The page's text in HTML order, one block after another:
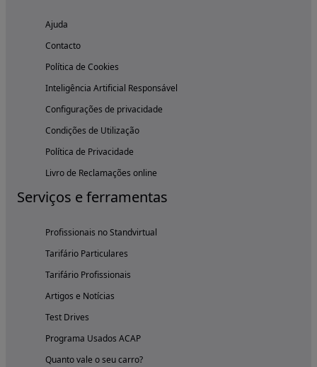
Ajuda
Contacto
Política de Cookies
Inteligência Artificial Responsável
Configurações de privacidade
Condições de Utilização
Política de Privacidade
Livro de Reclamações online
Serviços e ferramentas
Profissionais no Standvirtual
Tarifário Particulares
Tarifário Profissionais
Artigos e Notícias
Test Drives
Programa Usados ACAP
Quanto vale o seu carro?